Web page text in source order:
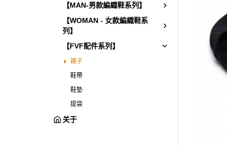
【MAN-男款編織鞋系列】
【WOMAN - 女款編織鞋系
列】
【FVF配件系列】
襪子
鞋帶
鞋墊
提袋
关于